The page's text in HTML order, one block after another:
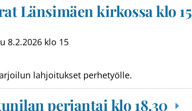
Länsimäen kirkossa klo 15
8.2.2026 klo 15
lahjoitukset perhetyölle.
perjantai klo 18.30